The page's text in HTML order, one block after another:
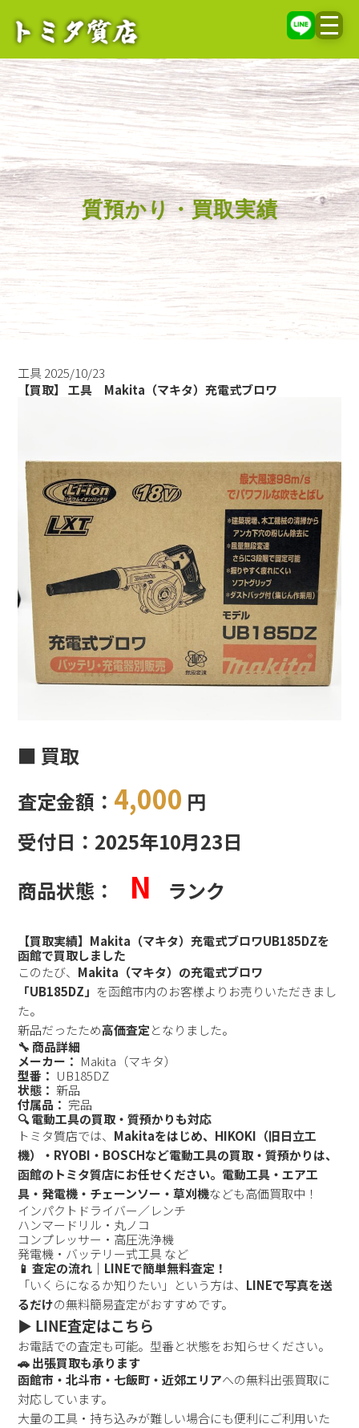
メニ
質預かり・買取実績
工具 2025/10/23
【買取】 工具 Makita（マキタ）充電式ブロワ
■ 買取
査定金額： 4,000 円
受付日：2025年10月23日
商品状態：
N ランク
【買取実績】Makita（マキタ）充電式ブロワUB185DZを
函館で買取しました
このたび、 Makita（マキタ）の充電式ブロワ
「UB185DZ」 を函館市内のお客様よりお売りいただきまし
た。
新品だったため高価査定となりました。
🔧 商品詳細
メーカー： Makita（マキタ）
型番： UB185DZ
状態： 新品
付属品： 完品
🔍 電動工具の買取・質預かりも対応
トミタ質店では、 Makitaをはじめ、HIKOKI（旧日立工
機）・RYOBI・BOSCHなど電動工具の買取・質預かりは、
函館のトミタ質店にお任せください。電動工具・エア工
具・発電機・チェーンソー・草刈機なども高価買取中！
インパクトドライバー／レンチ
ハンマードリル・丸ノコ
コンプレッサー・高圧洗浄機
発電機・バッテリー式工具 など
📱 査定の流れ｜LINEで簡単無料査定！
「いくらになるか知りたい」という方は、 LINEで写真を送
るだけの無料簡易査定がおすすめです。
▶️ LINE査定はこちら
お電話での査定も可能。型番と状態をお知らせください。
🚗 出張買取も承ります
函館市・北斗市・七飯町・近郊エリアへの無料出張買取に
対応しています。
大量の工具・持ち込みが難しい場合にも便利にご利用いた